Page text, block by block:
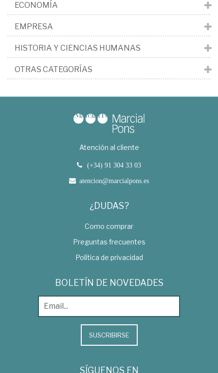
ECONOMÍA
EMPRESA
HISTORIA Y CIENCIAS HUMANAS
OTRAS CATEGORÍAS
Atención al cliente
(+34) 91 304 33 03
atencion@marcialpons.es
¿DUDAS?
Como comprar
Preguntas frecuentes
Política de privacidad
BOLETÍN DE NOVEDADES
SUSCRIBIRSE
SÍGUENOS EN